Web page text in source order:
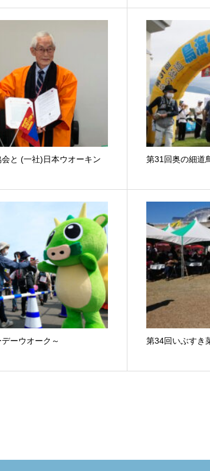
と (一社)日本ウオーキン
第31回奥の細道
ーウオーク～ 第34回いぶすき